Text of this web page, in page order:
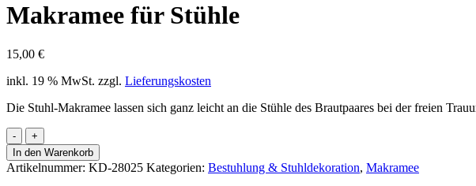
Makramee für Stühle
15,00 €
inkl. 19 % MwSt. zzgl. Lieferungskosten
Die Stuhl-Makramee lassen sich ganz leicht an die Stühle des Brautpaares bei der freien
Makramee
für
Stühle
Menge
In den Warenkorb
Artikelnummer: KD-28025 Kategorien: Bestuhlung & Stuhldekoration, Makramee